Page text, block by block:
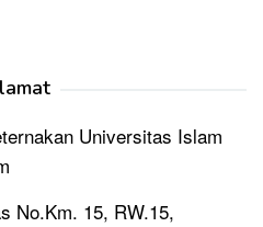
Universitas Islam
No.Km. 15, RW.15,